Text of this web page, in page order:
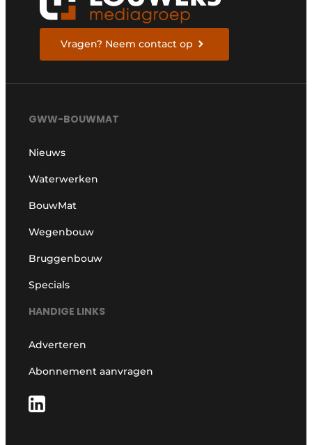
Vragen? Neem contact op
GWW-BOUWMAT
Nieuws
Waterwerken
BouwMat
Wegenbouw
Bruggenbouw
Specials
HANDIGE LINKS
Adverteren
Abonnement aanvragen